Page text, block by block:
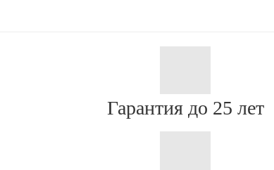
Гарантия до 25 лет